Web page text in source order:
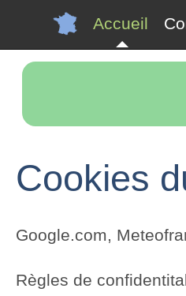
Accueil
Cookies
Google.com,
Règles de